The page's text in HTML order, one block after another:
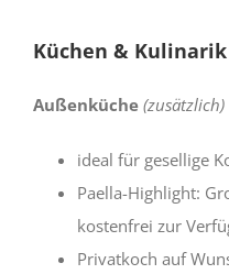
Küchen & Kulinarik
Außenküche (zusätzlich)
ideal für gesellige
Paella-Highlight:
kostenfrei zur
Privatkoch auf